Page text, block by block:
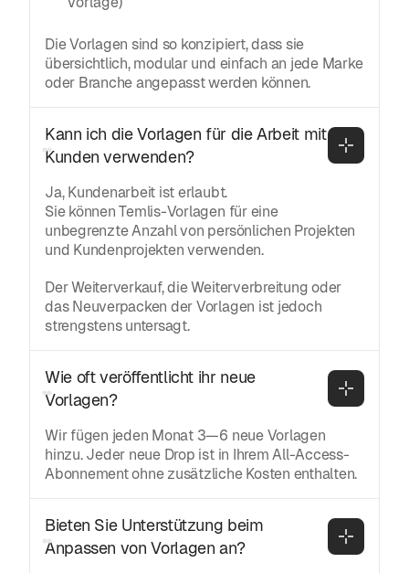
Die Vorlagen sind so konzipiert, dass sie
übersichtlich, modular und einfach an jede Marke
oder Branche angepasst werden können.
Kann ich die Vorlagen für die Arbeit mit
Kunden verwenden?
Ja, Kundenarbeit ist erlaubt.
Sie können Temlis-Vorlagen für eine
unbegrenzte Anzahl von persönlichen Projekten
und Kundenprojekten verwenden.
Der Weiterverkauf, die Weiterverbreitung oder
das Neuverpacken der Vorlagen ist jedoch
strengstens untersagt.
Wie oft veröffentlicht ihr neue
Vorlagen?
Wir fügen jeden Monat 3—6 neue Vorlagen
hinzu. Jeder neue Drop ist in Ihrem All-Access-
Abonnement ohne zusätzliche Kosten enthalten.
Bieten Sie Unterstützung beim
Anpassen von Vorlagen an?